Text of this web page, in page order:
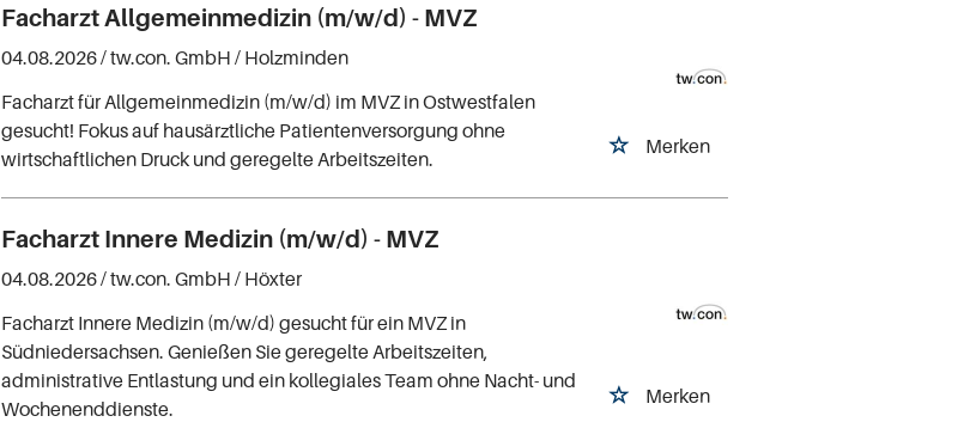
Facharzt Allgemeinmedizin (m/w/d) - MVZ
Merken
04.08.2026 /tw.con. GmbH / Holzminden
Facharzt für Allgemeinmedizin (m/w/d) im MVZ in Ostwestfalen
gesucht! Fokus auf hausärztliche Patientenversorgung ohne
wirtschaftlichen Druck und geregelte Arbeitszeiten.
Facharzt Innere Medizin (m/w/d) - MVZ
Merken
04.08.2026 /tw.con. GmbH / Höxter
Facharzt Innere Medizin (m/w/d) gesucht für ein MVZ in
Südniedersachsen. Genießen Sie geregelte Arbeitszeiten,
administrative Entlastung und ein kollegiales Team ohne Nacht- und
Wochenenddienste.